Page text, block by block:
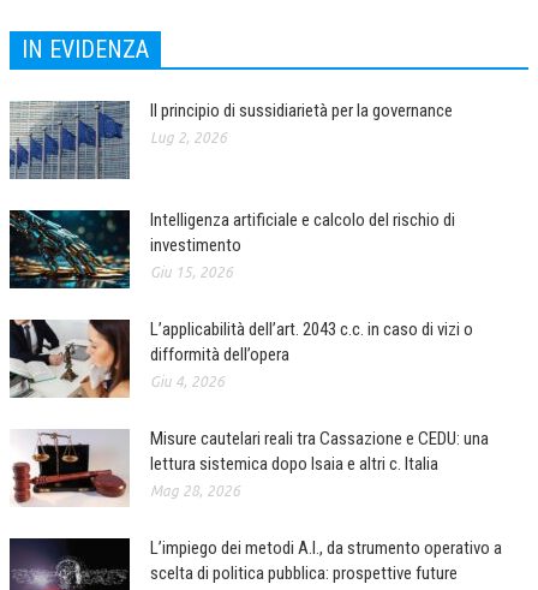
IN EVIDENZA
Il principio di sussidiarietà per la governance
Lug 2, 2026
Intelligenza artificiale e calcolo del rischio di
investimento
Giu 15, 2026
L’applicabilità dell’art. 2043 c.c. in caso di vizi o
difformità dell’opera
Giu 4, 2026
Misure cautelari reali tra Cassazione e CEDU: una
lettura sistemica dopo Isaia e altri c. Italia
Mag 28, 2026
L’impiego dei metodi A.I., da strumento operativo a
scelta di politica pubblica: prospettive future